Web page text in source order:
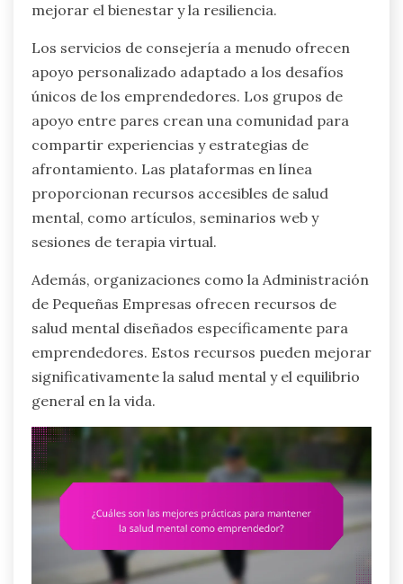
mejorar el bienestar y la resiliencia.
Los servicios de consejería a menudo ofrecen
apoyo personalizado adaptado a los desafíos
únicos de los emprendedores. Los grupos de
apoyo entre pares crean una comunidad para
compartir experiencias y estrategias de
afrontamiento. Las plataformas en línea
proporcionan recursos accesibles de salud
mental, como artículos, seminarios web y
sesiones de terapia virtual.
Además, organizaciones como la Administración
de Pequeñas Empresas ofrecen recursos de
salud mental diseñados específicamente para
emprendedores. Estos recursos pueden mejorar
significativamente la salud mental y el equilibrio
general en la vida.